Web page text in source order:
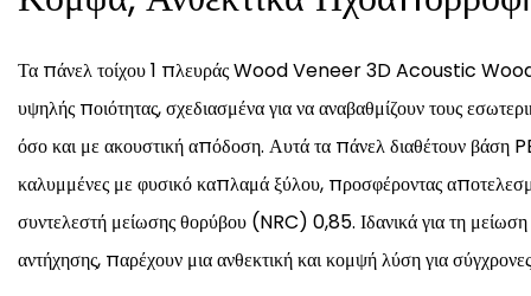
Τα πάνελ τοίχου 1 πλευράς Wood Veneer 3D Acoustic
υψηλής ποιότητας, σχεδιασμένα για να αναβαθμίζουν τους
όσο και με ακουστική απόδοση. Αυτά τα πάνελ διαθέτουν βάση
καλυμμένες με φυσικό καπλαμά ξύλου, προσφέροντας
συντελεστή μείωσης θορύβου (NRC) 0,85. Ιδανικά για τη μείωση
αντήχησης, παρέχουν μια ανθεκτική και κομψή λύση για